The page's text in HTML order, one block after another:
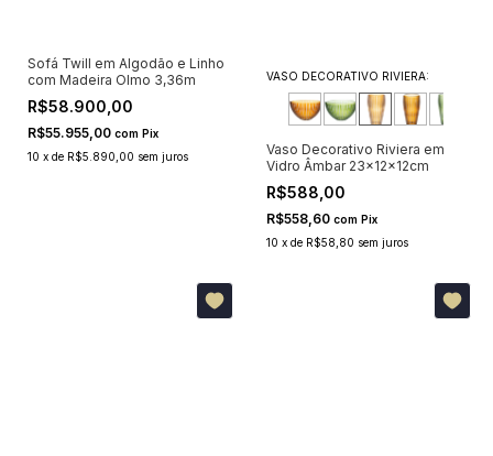
Sofá Twill em Algodão e Linho
com Madeira Olmo 3,36m
R$58.900,00
R$55.955,00 com Pix
10 x de R$5.890,00 sem juros
VASO DECORATIVO RIVIERA:
Vaso Decorativo Riviera em
Vidro Âmbar 23x12x12cm
R$588,00
R$558,60 com Pix
10 x de R$58,80 sem juros